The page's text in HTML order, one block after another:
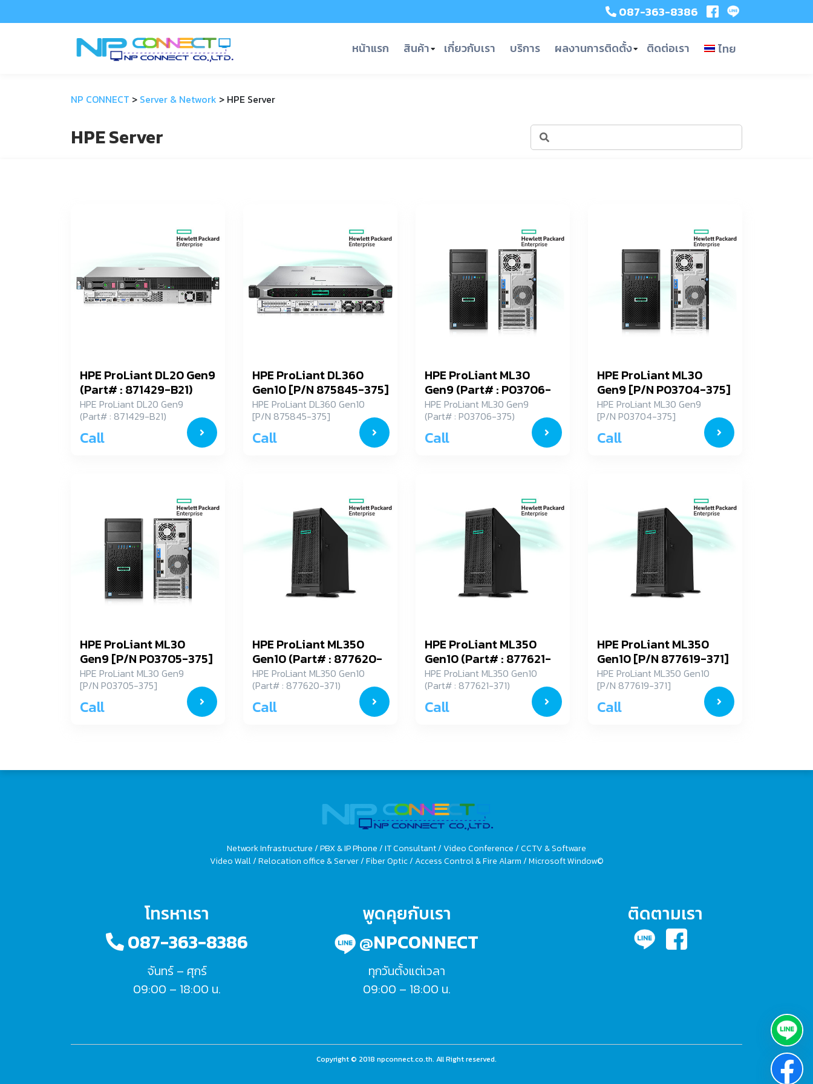
087-363-8386
หน้าแรก สินค้า เกี่ยวกับเรา บริการ ผลงานการติดตั้ง ติดต่อเรา ไทย
NP CONNECT > Server & Network > HPE Server
HPE Server
HPE ProLiant DL20 Gen9
(Part# : 871429-B21)
HPE ProLiant DL20 Gen9
(Part# : 871429-B21)
Call
HPE ProLiant DL360
Gen10 [P/N 875845-375]
HPE ProLiant DL360 Gen10
[P/N 875845-375]
Call
HPE ProLiant ML30
Gen9 (Part# : P03706-
375)
HPE ProLiant ML30 Gen9
(Part# : P03706-375)
Call
HPE ProLiant ML30
Gen9 [P/N P03704-375]
HPE ProLiant ML30 Gen9
[P/N P03704-375]
Call
HPE ProLiant ML30
Gen9 [P/N P03705-375]
HPE ProLiant ML30 Gen9
[P/N P03705-375]
Call
HPE ProLiant ML350
Gen10 (Part# : 877620-
371)
HPE ProLiant ML350 Gen10
(Part# : 877620-371)
Call
HPE ProLiant ML350
Gen10 (Part# : 877621-
371)
HPE ProLiant ML350 Gen10
(Part# : 877621-371)
Call
HPE ProLiant ML350
Gen10 [P/N 877619-371]
HPE ProLiant ML350 Gen10
[P/N 877619-371]
Call
Network Infrastructure / PBX & IP Phone / IT Consultant / Video Conference / CCTV & Software
Video Wall / Relocation office & Server / Fiber Optic / Access Control & Fire Alarm / Microsoft Window©
โทรหาเรา
087-363-8386
จันทร์ – ศุกร์
09:00 – 18:00 น.
พูดคุยกับเรา
@NPCONNECT
ทุกวันตั้งแต่เวลา
09:00 – 18:00 น.
ติดตามเรา
Copyright © 2018 npconnect.co.th. All Right reserved.